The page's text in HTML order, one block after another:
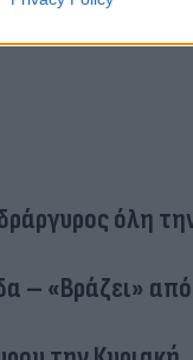
όλη
– «Βράζει» από